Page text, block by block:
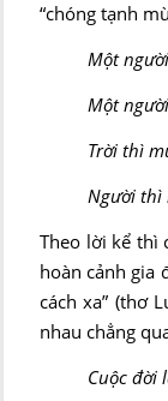
“chóng tạnh
Một người
Một người
Trời thì mưa
Người thì
Theo lời kể thì
hoàn cảnh gia
cách xa” (thơ
nhau chẳng
Cuộc đời